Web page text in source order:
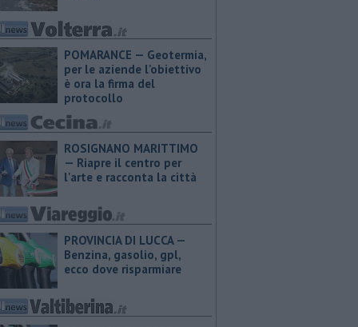
POMARANCE — Geotermia,
per le aziende l'obiettivo
è ora la firma del
protocollo
ROSIGNANO MARITTIMO
— Riapre il centro per
l'arte e racconta la città
PROVINCIA DI LUCCA — ​
Benzina, gasolio, gpl,
ecco dove risparmiare